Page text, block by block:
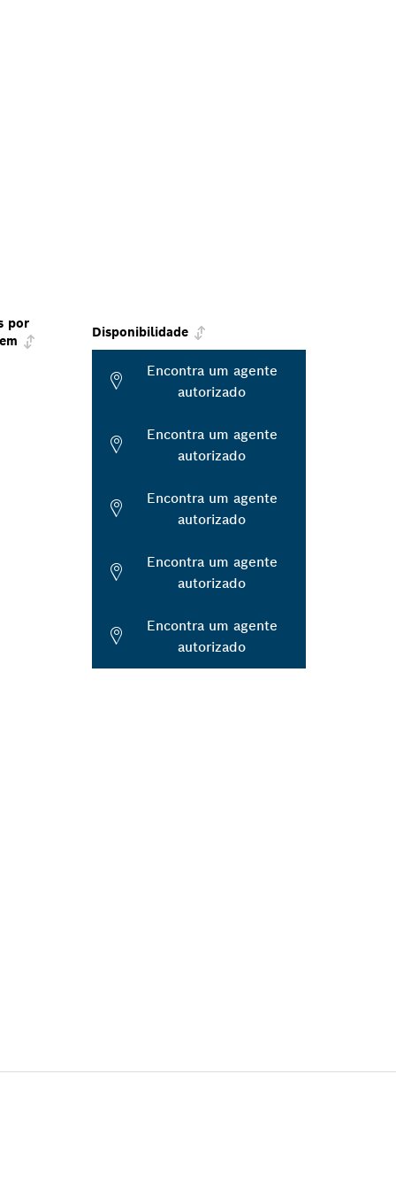
por
Disponibilidade
Encontra um agente
autorizado
Encontra um agente
autorizado
Encontra um agente
autorizado
Encontra um agente
autorizado
Encontra um agente
autorizado